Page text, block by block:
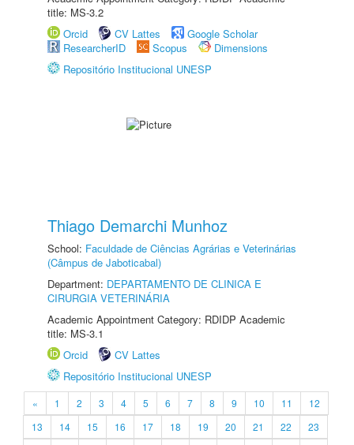
title: MS-3.2
Orcid
CV Lattes
Google Scholar
ResearcherID
Scopus
Dimensions
Repositório Institucional UNESP
Thiago Demarchi Munhoz
School: Faculdade de Ciências Agrárias e Veterinárias
(Câmpus de Jaboticabal)
Department: DEPARTAMENTO DE CLINICA E
CIRURGIA VETERINÁRIA
Academic Appointment Category: RDIDP Academic
title: MS-3.1
Orcid
CV Lattes
Repositório Institucional UNESP
« 1 2 3 4 5 6 7 8 9 10 11
12
13
14 15 16 17 18 19 20 21 22
23